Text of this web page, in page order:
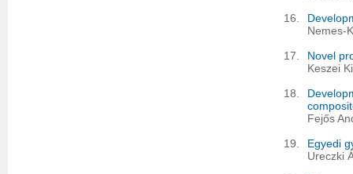
16.
Nemes-
17.
Novel
Keszei
18.
Fejős
19.
Egyedi
Ureczki